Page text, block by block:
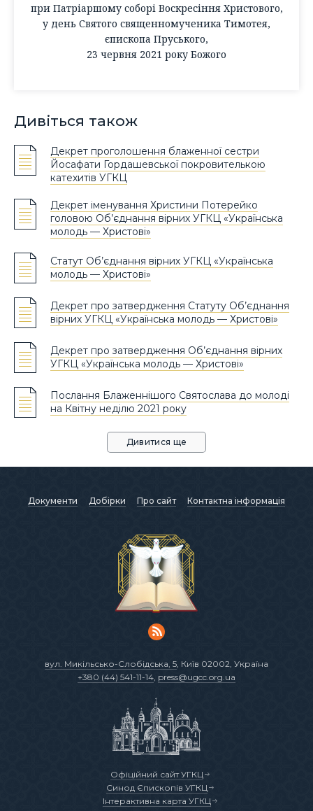
при Патріаршому соборі Воскресіння Христового,
у день Святого священномученика Тимотея,
єпископа Пруського,
23 червня 2021 року Божого
Дивіться також
Декрет проголошення блаженної сестри
Йосафати Гордашевської покровителькою
катехитів УГКЦ
Декрет іменування Христини Потерейко
головою Об’єднання вірних УГКЦ «Українська
молодь — Христові»
Статут Об’єднання вірних УГКЦ «Українська
молодь — Христові»
Декрет про затвердження Статуту Об’єднання
вірних УГКЦ «Українська молодь — Христові»
Декрет про затвердження Об’єднання вірних
УГКЦ «Українська молодь — Христові»
Послання Блаженнішого Святослава до молоді
на Квітну неділю 2021 року
Дивитися ще
Документи Добірки Про сайт Контактна інформація
вул. Микільсько-Слобідська, 5 , Київ 02002, Україна
+380 (44) 541-11-14 press@ugcc.org.ua
Офіційний сайт УГКЦ
Синод Єпископів УГКЦ
Інтерактивна карта УГКЦ